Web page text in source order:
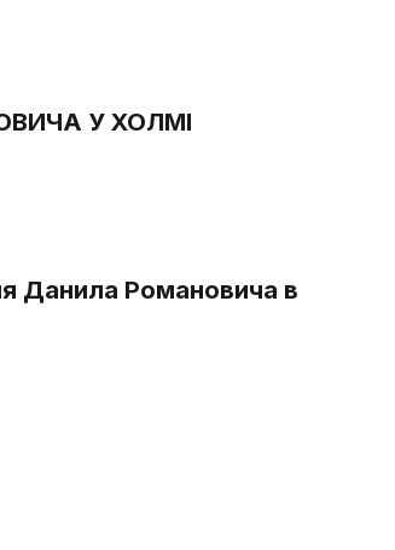
У ХОЛМІ
Данила Романовича в